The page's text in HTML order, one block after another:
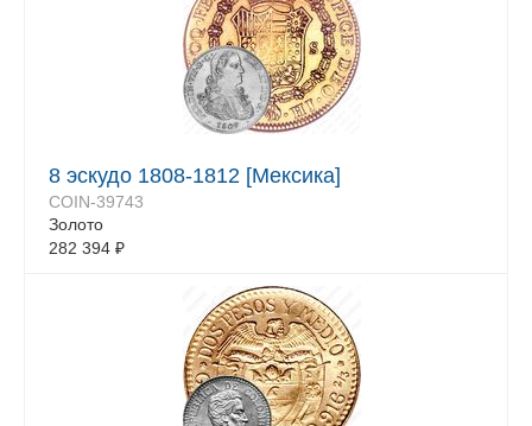
8 эскудо 1808-1812 [Мексика]
COIN-39743
Золото
282 394 ₽